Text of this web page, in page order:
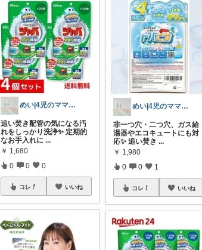
めい|4児のママおすすめ
追い焚き配管の気になる汚
れをしっかり洗浄✨ 定期的
なお手入れに ...
￥ 1,680
0 0 0
コレ いいね
めい|4児のママおすすめ
非一つ穴・二つ穴、ガス給
湯器やエコキュートにも対
応✨ 追い焚き ...
￥ 1,980
0 0 1
コレ いいね